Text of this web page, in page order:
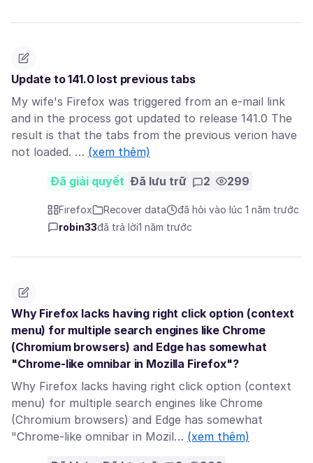
Update to 141.0 lost previous tabs
My wife's Firefox was triggered from an e-mail link
and in the process got updated to release 141.0 The
result is that the tabs from the previous verion have
not loaded. … (xem thêm)
Đã giải quyết Đã lưu trữ 2 299
Firefox Recover data
đã hỏi vào lúc 1 năm trước
robin33đã trả lời1 năm trước
Why Firefox lacks having right click option (context
menu) for multiple search engines like Chrome
(Chromium browsers) and Edge has somewhat
"Chrome-like omnibar in Mozilla Firefox"?
Why Firefox lacks having right click option (context
menu) for multiple search engines like Chrome
(Chromium browsers) and Edge has somewhat
"Chrome-like omnibar in Mozil… (xem thêm)